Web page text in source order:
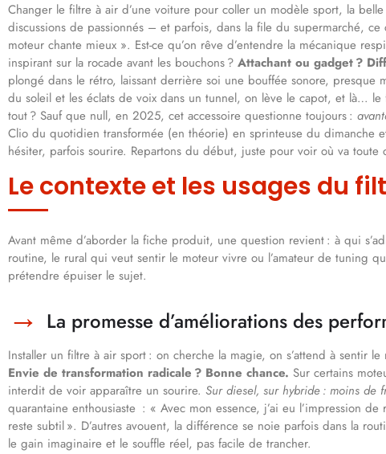
Changer le filtre à air d’une voiture pour coller un modèle sport, la
discussions de passionnés – et parfois, dans la file du supermarché,
moteur chante mieux ». Est-ce qu’on rêve d’entendre la mécanique
inspirant sur la rocade avant les bouchons ? Attachant ou gadget ?
plongé dans le rétro, laissant derrière soi une bouffée sonore, presque
du soleil et les éclats de voix dans un tunnel, on lève le capot, et là…
tout ? Sauf que null, en 2025, cet accessoire questionne toujours :
Clio du quotidien transformée (en théorie) en sprinteuse du dimanche
hésiter, parfois sourire. Repartons du début, juste pour voir où va toute
Le contexte et les usages du
Avant même d’aborder la fiche produit, une question revient : à qui
routine, le rural qui veut sentir le moteur vivre ou l’amateur de tuning
prétendre épuiser le sujet.
La promesse d’améliorations des
Installer un filtre à air sport : on cherche la magie, on s’attend à sentir
Envie de transformation radicale ? Bonne chance. Sur certains
interdit de voir apparaître un sourire. Sur diesel, sur hybride : moins de
quarantaine enthousiaste : « Avec mon essence, j’ai eu l’impression
reste subtil ». D’autres avouent, la différence se noie parfois dans la
le gain imaginaire et le souffle réel, pas facile de trancher.